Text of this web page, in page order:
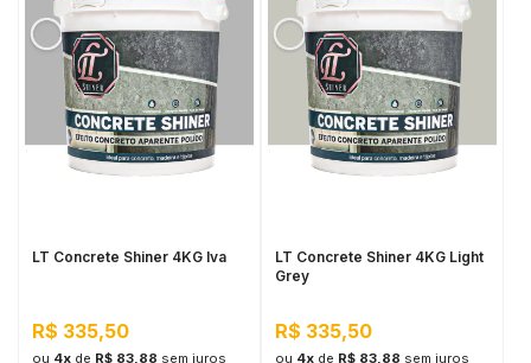
LT Concrete Shiner 4KG Iva
R$ 335,50
ou 4xde R$ 83,88 sem juros
LT Concrete Shiner 4KG Light
Grey
R$ 335,50
ou 4xde R$ 83,88 sem juros